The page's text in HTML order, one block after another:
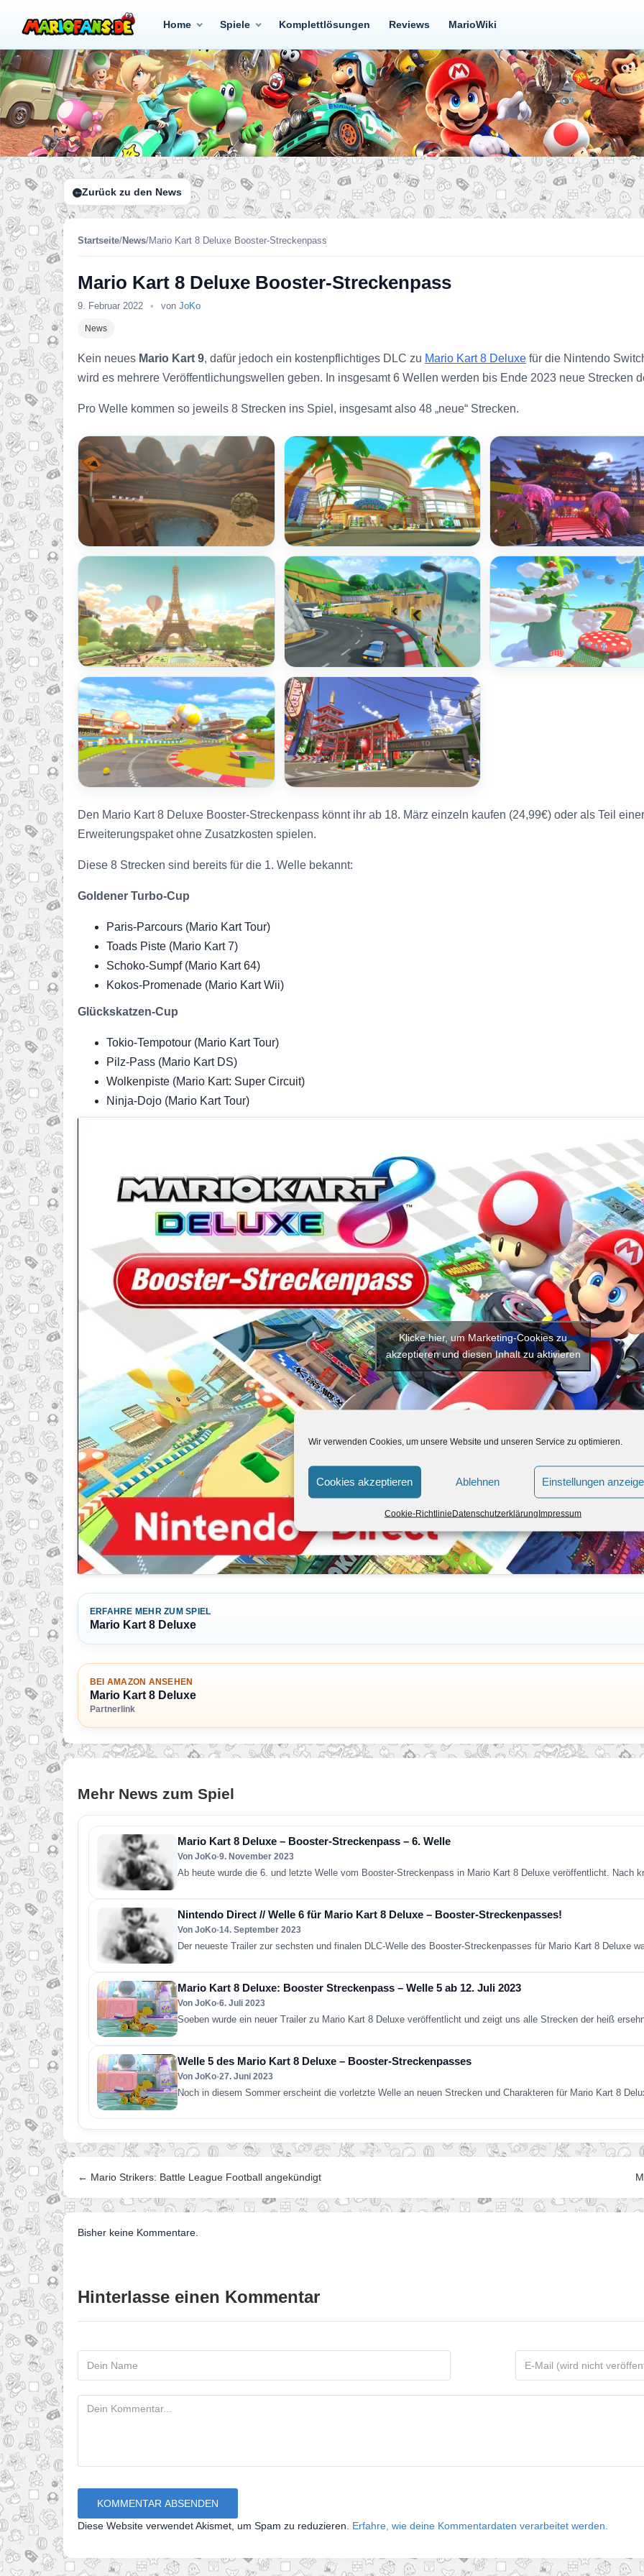
Wir verwenden Cookies, um unsere Website und unseren Service zu optimieren.
Cookies akzeptieren Ablehnen Einstellungen
Cookie-RichtlinieDatenschutzerklärungImpressum
Home Spiele Komplettlösungen Reviews MarioWiki
Zurück zu den News
Startseite/News/Mario Kart 8 Deluxe Booster-Streckenpass
Mario Kart 8 Deluxe Booster-Streckenpass
9. Februar 2022 • von JoKo
News
Kein neues Mario Kart 9, dafür jedoch ein kostenpflichtiges DLC zu Mario Kart 8 Deluxe für die Nintendo
wird es mehrere Veröffentlichungswellen geben. In insgesamt 6 Wellen werden bis Ende 2023 neue Strecken
Pro Welle kommen so jeweils 8 Strecken ins Spiel, insgesamt also 48 „neue“ Strecken.
Den Mario Kart 8 Deluxe Booster-Streckenpass könnt ihr ab 18. März einzeln kaufen (24,99€) oder als Teil
Erweiterungspaket ohne Zusatzkosten spielen.
Diese 8 Strecken sind bereits für die 1. Welle bekannt:
Goldener Turbo-Cup
Paris-Parcours (Mario Kart Tour)
Toads Piste (Mario Kart 7)
Schoko-Sumpf (Mario Kart 64)
Kokos-Promenade (Mario Kart Wii)
Glückskatzen-Cup
Tokio-Tempotour (Mario Kart Tour)
Pilz-Pass (Mario Kart DS)
Wolkenpiste (Mario Kart: Super Circuit)
Ninja-Dojo (Mario Kart Tour)
Klicke hier, um Marketing-Cookies zu
akzeptieren und diesen Inhalt zu aktivieren
ERFAHRE MEHR ZUM SPIEL
Mario Kart 8 Deluxe
BEI AMAZON ANSEHEN
Mario Kart 8 Deluxe
Partnerlink
Mehr News zum Spiel
Mario Kart 8 Deluxe – Booster-Streckenpass – 6. Welle
Von JoKo•9. November 2023
Ab heute wurde die 6. und letzte Welle vom Booster-Streckenpass in Mario Kart 8 Deluxe veröffentlicht. Nach
Nintendo Direct // Welle 6 für Mario Kart 8 Deluxe – Booster-Streckenpasses!
Von JoKo•14. September 2023
Der neueste Trailer zur sechsten und finalen DLC-Welle des Booster-Streckenpasses für Mario Kart 8 Deluxe
Mario Kart 8 Deluxe: Booster Streckenpass – Welle 5 ab 12. Juli 2023
Von JoKo•6. Juli 2023
Soeben wurde ein neuer Trailer zu Mario Kart 8 Deluxe veröffentlicht und zeigt uns alle Strecken der heiß
Welle 5 des Mario Kart 8 Deluxe – Booster-Streckenpasses
Von JoKo•27. Juni 2023
Noch in diesem Sommer erscheint die vorletzte Welle an neuen Strecken und Charakteren für Mario Kart 8
← Mario Strikers: Battle League Football angekündigt
Bisher keine Kommentare.
Hinterlasse einen Kommentar
Diese Website verwendet Akismet, um Spam zu reduzieren. Erfahre, wie deine Kommentardaten verarbeitet werden.